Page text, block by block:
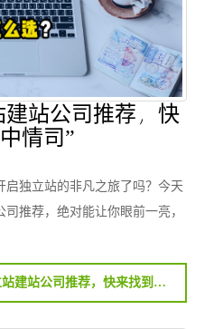
站公司推荐，快
情司”
启独立站的非凡之旅了吗？今天
推荐，绝对能让你眼前一亮，
阅读全文: 跨境电商独立站建站公司推荐，快来找到你的 “梦中情司”